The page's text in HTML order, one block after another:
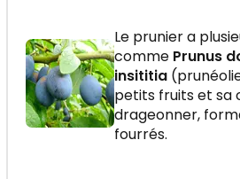
Le prunier a
comme Prunus
insititia
petits fruits et sa
drageonner,
fourrés.